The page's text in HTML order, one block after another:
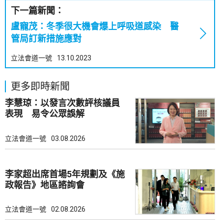
下一篇新聞：
盧寵茂：冬季很大機會爆上呼吸道感染 醫
管局訂新措施應對
立法會道一號 13.10.2023
更多即時新聞
李慧琼：以發言次數評核議員
表現 易令公眾誤解
立法會道一號 03.08.2026
李家超出席首場5年規劃及《施
政報告》地區諮詢會
立法會道一號 02.08.2026